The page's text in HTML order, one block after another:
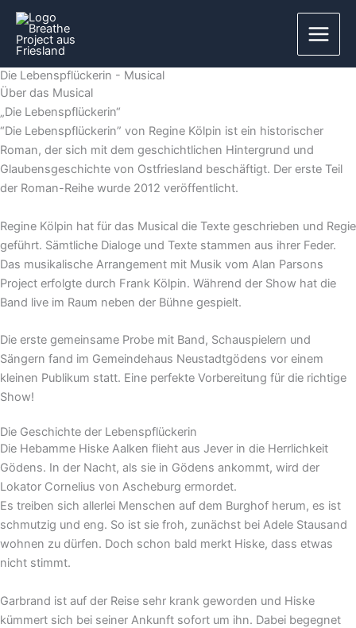
Zum
Inhalt
springen
Die Lebenspflückerin - Musical
Über das Musical
„Die Lebenspflückerin“
“Die Lebenspflückerin” von Regine Kölpin ist ein historischer
Roman, der sich mit dem geschichtlichen Hintergrund und
Glaubensgeschichte von Ostfriesland beschäftigt. Der erste Teil
der Roman-Reihe wurde 2012 veröffentlicht.
Regine Kölpin hat für das Musical die Texte geschrieben und Regie
geführt. Sämtliche Dialoge und Texte stammen aus ihrer Feder.
Das musikalische Arrangement mit Musik vom Alan Parsons
Project erfolgte durch Frank Kölpin. Während der Show hat die
Band live im Raum neben der Bühne gespielt.
Die erste gemeinsame Probe mit Band, Schauspielern und
Sängern fand im Gemeindehaus Neustadtgödens vor einem
kleinen Publikum statt. Eine perfekte Vorbereitung für die richtige
Show!
Die Geschichte der Lebenspflückerin
Die Hebamme Hiske Aalken flieht aus Jever in die Herrlichkeit
Gödens. In der Nacht, als sie in Gödens ankommt, wird der
Lokator Cornelius von Ascheburg ermordet.
Es treiben sich allerlei Menschen auf dem Burghof herum, es ist
schmutzig und eng. So ist sie froh, zunächst bei Adele Stausand
wohnen zu dürfen. Doch schon bald merkt Hiske, dass etwas
nicht stimmt.
Garbrand ist auf der Reise sehr krank geworden und Hiske
kümmert sich bei seiner Ankunft sofort um ihn. Dabei begegnet